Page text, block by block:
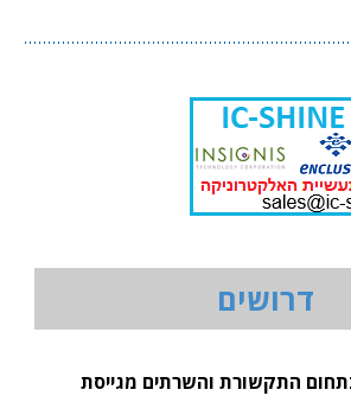
דרושים
התקשורת והשרתים מגייסת